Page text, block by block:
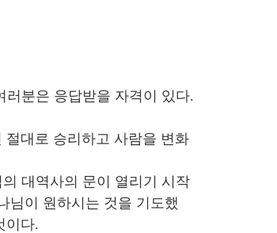
분은 응답받을 자격이 있다.
대로 승리하고 사람을 변화
대역사의 문이 열리기 시작
님이 원하시는 것을 기도했
이다.